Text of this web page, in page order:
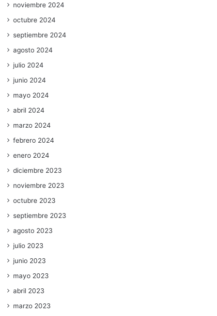
noviembre 2024
octubre 2024
septiembre 2024
agosto 2024
julio 2024
junio 2024
mayo 2024
abril 2024
marzo 2024
febrero 2024
enero 2024
diciembre 2023
noviembre 2023
octubre 2023
septiembre 2023
agosto 2023
julio 2023
junio 2023
mayo 2023
abril 2023
marzo 2023